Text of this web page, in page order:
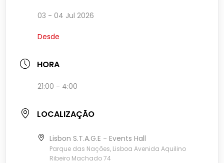
03 - 04 Jul 2026
Desde
HORA
21:00 - 4:00
LOCALIZAÇÃO
Lisbon S.T.A.G.E - Events Hall
Parque das Nações, Lisboa Avenida Aquilino
Ribeiro Machado 74